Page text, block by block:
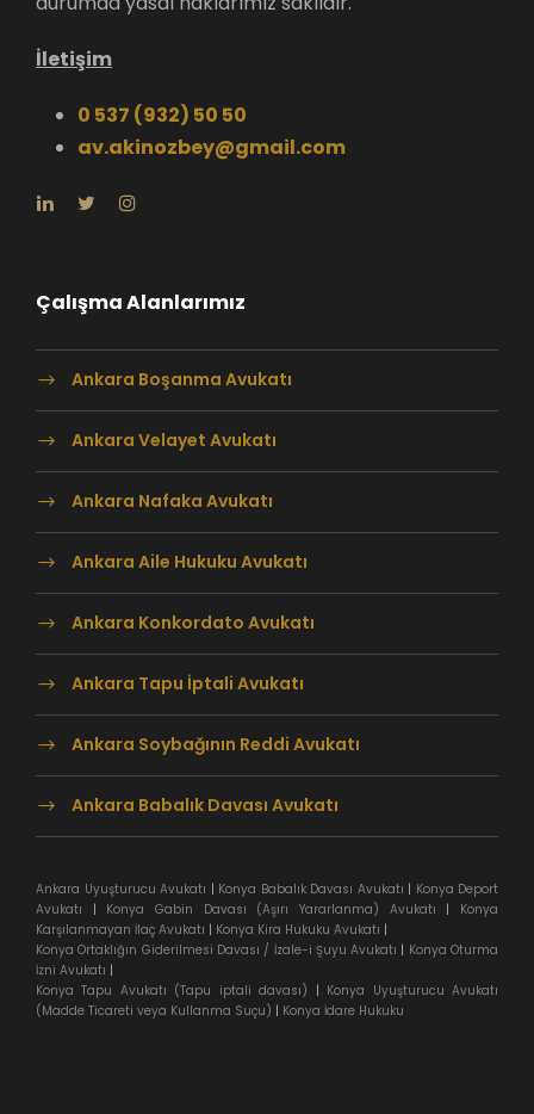
İletişim
0 537 (932) 50 50
av.akinozbey@gmail.com
Çalışma Alanlarımız
Ankara Boşanma Avukatı
Ankara Velayet Avukatı
Ankara Nafaka Avukatı
Ankara Aile Hukuku Avukatı
Ankara Konkordato Avukatı
Ankara Tapu İptali Avukatı
Ankara Soybağının Reddi Avukatı
Ankara Babalık Davası Avukatı
Ankara Uyuşturucu Avukatı | Konya Babalık Davası Avukatı | Konya Deport
Avukatı | Konya Gabin Davası (Aşırı Yararlanma) Avukatı | Konya
Karşılanmayan İlaç Avukatı | Konya Kira Hukuku Avukatı |
Konya Ortaklığın Giderilmesi Davası / İzale-i Şuyu Avukatı | Konya Oturma
İzni Avukatı |
Konya Tapu Avukatı (Tapu iptali davası) | Konya Uyuşturucu Avukatı
(Madde Ticareti veya Kullanma Suçu) | Konya İdare Hukuku